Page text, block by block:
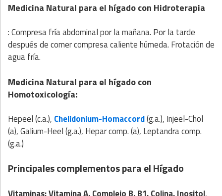
Medicina Natural para el hígadocon Hidroterapia
: Compresa fría abdominal por la mañana. Por la tarde
después de comer compresa caliente húmeda. Frotación de
agua fría.
Medicina Natural para el hígadocon
Homotoxicología:
Hepeel (c.a.), Chelidonium-Homaccord(g.a.), Injeel-Chol
(a), Galium-Heel (g.a.), Hepar comp. (a), Leptandra comp.
(g.a.)
Principales complementos para el Hígado
Vitaminas: Vitamina A, Complejo B, B1, Colina, Inositol,